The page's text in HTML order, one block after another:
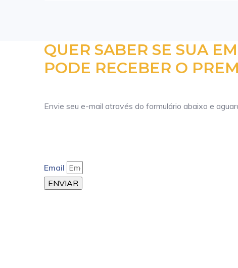
QUER SABER SE SUA
PODE RECEBER O
Envie seu e-mail através do formulário abaixo e
Email
ENVIAR